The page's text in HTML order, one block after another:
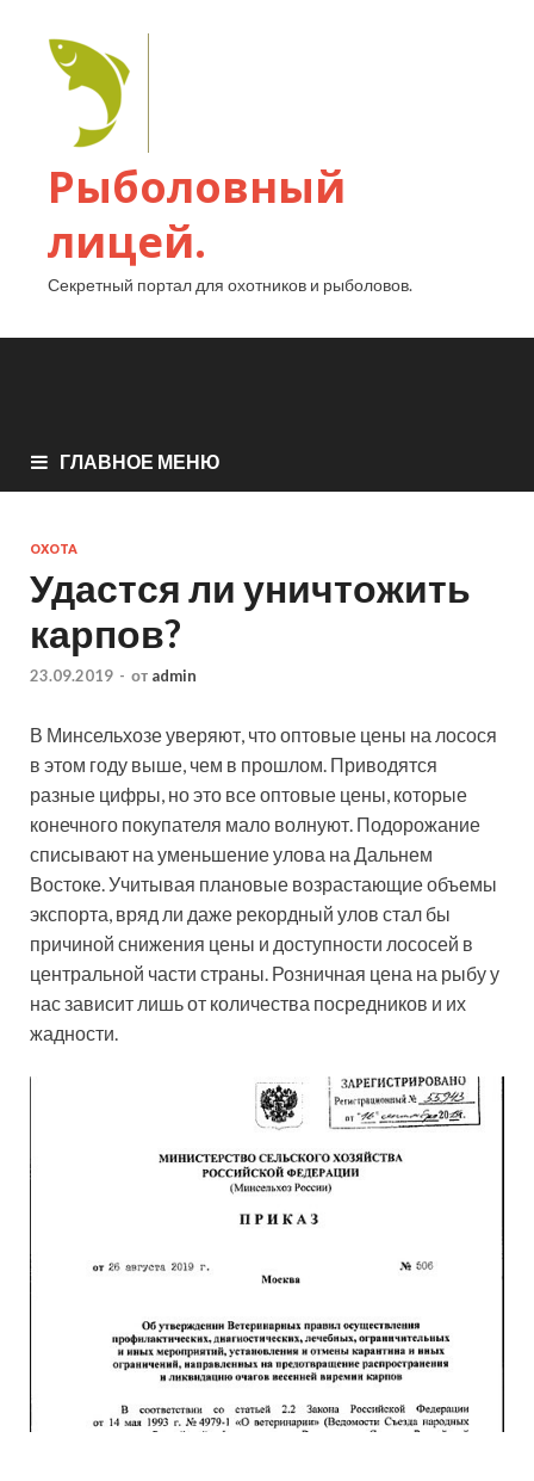
Рыболовный
лицей.
Секретный портал для охотников и рыболовов.
ГЛАВНОЕ МЕНЮ
ОХОТА
Удастся ли уничтожить
карпов?
23.09.2019 - от admin
В Минсельхозе уверяют, что оптовые цены на лосося
в этом году выше, чем в прошлом. Приводятся
разные цифры, но это все оптовые цены, которые
конечного покупателя мало волнуют. Подорожание
списывают на уменьшение улова на Дальнем
Востоке. Учитывая плановые возрастающиеобъемы
экспорта, вряд ли даже рекордный улов стал бы
причиной снижения цены и доступности лососей в
центральной части страны. Розничная цена на рыбу у
нас зависит лишь от количества посредников и их
жадности.